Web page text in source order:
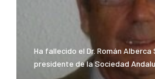
Ha fallecido el Dr. Román
presidente de la Sociedad